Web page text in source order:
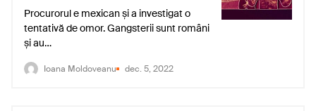
Procurorul e mexican și a investigat o
tentativă de omor. Gangsterii sunt români
și au…
Ioana Moldoveanu dec. 5, 2022